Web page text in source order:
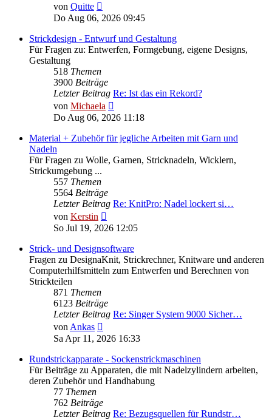
von Quitte
Beitrag
Do Aug 06, 2026 09:45
Strickdesign - Entwurf und Gestaltung
Für Fragen zu: Entwerfen, Formgebung, eigene Designs,
Gestaltung
518 Themen
3900 Beiträge
Letzter Beitrag Re: Ist das ein Rekord?
von Michaela
Beitrag
Do Aug 06, 2026 11:18
Material + Zubehör für jegliche Arbeiten mit Garn und
Nadeln
Für Fragen zu Wolle, Garnen, Stricknadeln, Wicklern,
Strickumgebung ...
557 Themen
5564 Beiträge
Letzter Beitrag Re: KnitPro: Nadel lockert si…
von Kerstin
Beitrag
So Jul 19, 2026 12:05
Strick- und Designsoftware
Fragen zu DesignaKnit, Strickrechner, Knitware und anderen
Computerhilfsmitteln zum Entwerfen und Berechnen von
Strickteilen
871 Themen
6123 Beiträge
Letzter Beitrag Re: Singer System 9000 Sicher…
vonAnkas
Beitrag
Sa Apr 11, 2026 16:33
Rundstrickapparate - Sockenstrickmaschinen
Für Beiträge zu Apparaten, die mit Nadelzylindern arbeiten,
deren Zubehör und Handhabung
77 Themen
762 Beiträge
Letzter Beitrag Re: Bezugsquellen für Rundstr…